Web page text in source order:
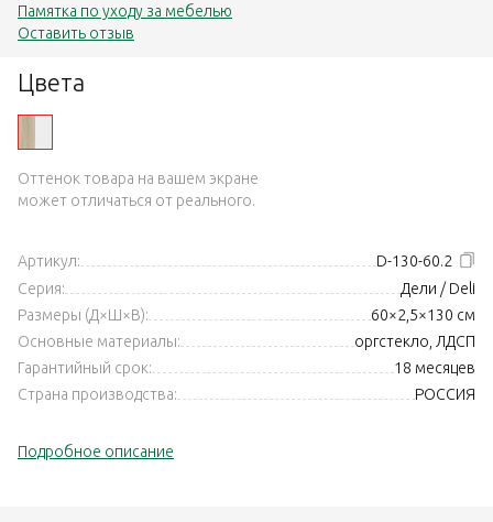
Цвета
Оттенок товара на вашем экране
может отличаться от реального.
Артикул:
D-130-60.2
Серия:
Дели / Deli
Размеры (Д×Ш×В):
60×2,5×130 см
Основные материалы:
оргстекло, ЛДСП
Гарантийный срок:
18 месяцев
Страна производства:
РОССИЯ
Подробное описание
Памятка по уходу за мебелью
Оставить отзыв